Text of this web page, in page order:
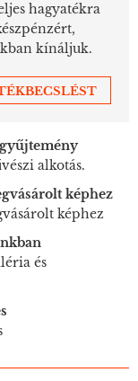
hagyatékra
kínáljuk.
alkotás.
képhez
képhez
és